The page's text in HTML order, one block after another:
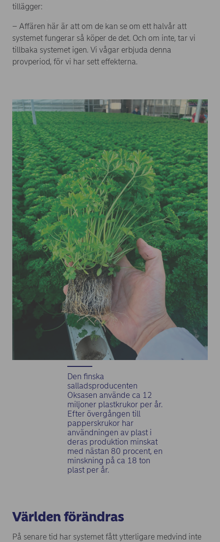
tillägger:
– Affären här är att om de kan se om ett halvår att
systemet fungerar så köper de det. Och om inte, tar vi
tillbaka systemet igen. Vi vågar erbjuda denna
provperiod, för vi har sett effekterna.
Den finska
salladsproducenten
Oksasen använde ca 12
miljoner plastkrukor per år.
Efter övergången till
papperskrukor har
användningen av plast i
deras produktion minskat
med nästan 80 procent, en
minskning på ca 18 ton
plast per år.
Världen förändras
På senare tid har systemet fått ytterligare medvind inte